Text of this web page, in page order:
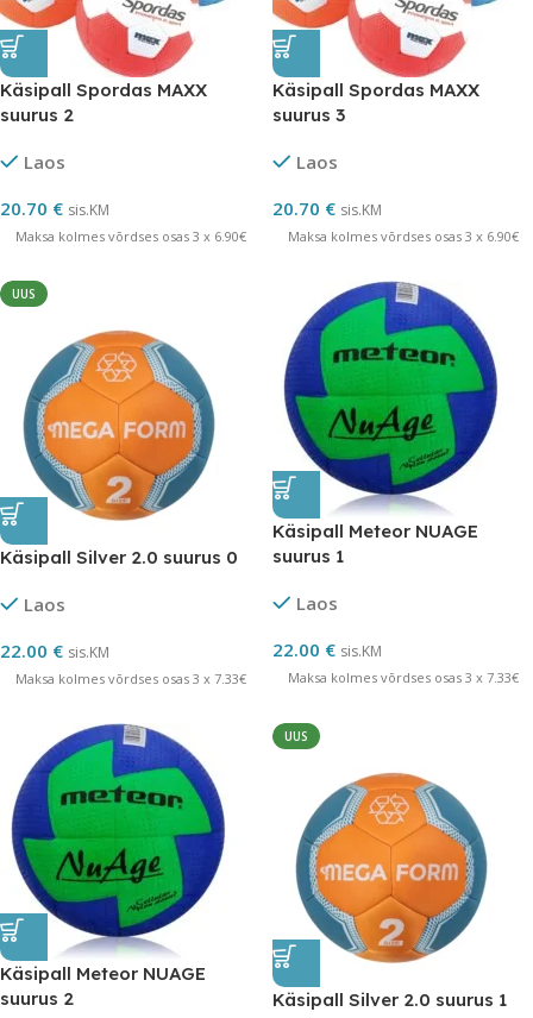
Käsipall Spordas MAXX
suurus 2
Laos
20.70 € sis.KM
Maksa kolmes võrdses osas 3 x 6.90€
Käsipall Spordas MAXX
suurus 3
Laos
20.70 € sis.KM
Maksa kolmes võrdses osas 3 x 6.90€
UUS
Käsipall Silver 2.0 suurus 0
Laos
22.00 € sis.KM
Maksa kolmes võrdses osas 3 x 7.33€
Käsipall Meteor NUAGE
suurus 1
Laos
22.00 € sis.KM
Maksa kolmes võrdses osas 3 x 7.33€
Käsipall Meteor NUAGE
suurus 2
UUS
Käsipall Silver 2.0 suurus 1